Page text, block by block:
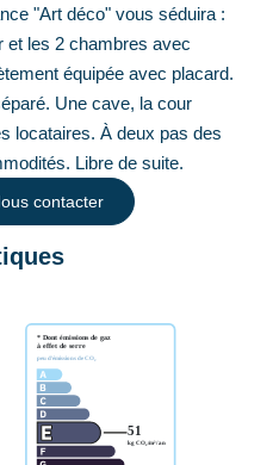
"Art déco" vous séduira :
et les 2 chambres avec
équipée avec placard.
Une cave, la cour
locataires. À deux pas des
Libre de suite.
contacter